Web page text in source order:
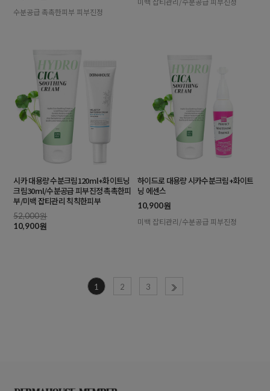
수분공급 촉촉한피부 피부진정
시카 대용량 수분크림120ml+화이트닝
크림30ml/수분공급 피부진정 촉촉한피
부/미백 잡티관리 칙칙한피부
52,000원
10,900원
하이드로 대용량 시카수분크림+화이트
닝 에센스
10,900원
미백 잡티관리/수분공급 피부진정
1 2 3